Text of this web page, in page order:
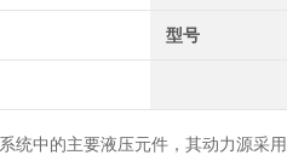
型号
统中的主要液压元件，其动力源采